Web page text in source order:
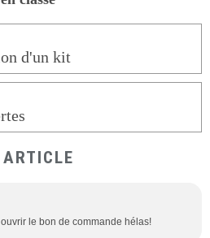
d'un kit
le bon de commande hélas!